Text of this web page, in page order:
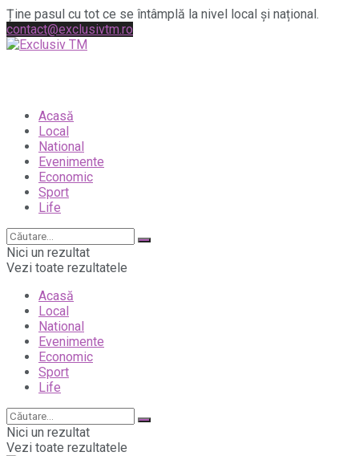
Ține pasul cu tot ce se întâmplă la nivel local și național.
contact@exclusivtm.ro
Acasă
Local
National
Evenimente
Economic
Sport
Life
Nici un rezultat
Vezi toate rezultatele
Acasă
Local
National
Evenimente
Economic
Sport
Life
Nici un rezultat
Vezi toate rezultatele